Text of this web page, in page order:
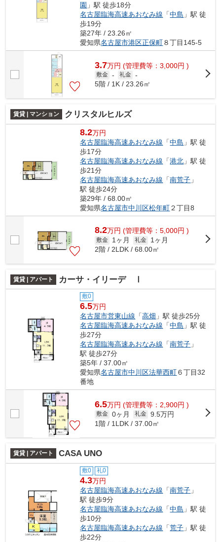
園 」駅 徒歩18分
名古屋臨海高速あおなみ線 「中島 」駅 徒
歩19分
築27年 / 23.26㎡
愛知県名古屋市港区正保町８丁目145-5
3.7万円 (管理費等：3,000円 )
敷金 - 礼金 -
5階 / 1K / 23.26㎡
賃貸 | マンション クリスタルヒルズ
8.2万円
名古屋臨海高速あおなみ線 「中島 」駅 徒
歩17分
名古屋臨海高速あおなみ線 「港北 」駅 徒
歩21分
名古屋臨海高速あおなみ線 「南荒子 」
駅 徒歩24分
築29年 / 68.00㎡
愛知県名古屋市中川区松年町２丁目8
8.2万円 (管理費等：5,000円 )
敷金 1ヶ月 礼金
1ヶ月
2階 / 2LDK / 68.00㎡
賃貸 | アパート カーサ・イリーデ Ⅰ
敷0
6.5万円
名古屋市営東山線 「高畑 」駅 徒歩25分
名古屋臨海高速あおなみ線 「中島 」駅 徒
歩27分
名古屋臨海高速あおなみ線 「南荒子 」
駅 徒歩27分
築5年 / 37.00㎡
愛知県名古屋市中川区法華西町６丁目32
番地
6.5万円 (管理費等：2,900円 )
敷金 0ヶ月 礼金 9.5万円
1階 / 1LDK / 37.00㎡
賃貸 | アパート CASA UNO
敷0 礼0
4.3万円
名古屋臨海高速あおなみ線 「南荒子 」
駅 徒歩9分
名古屋臨海高速あおなみ線 「中島 」駅 徒
歩10分
名古屋臨海高速あおなみ線 「荒子 」駅 徒
歩22分